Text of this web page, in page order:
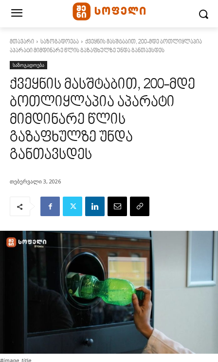
მთავარი საზოგადოება
ქვეყნის მასშტაბით, 200-მდე ბოთლიყლაპია
აპარატი მიმდინარე წლის გაზაფხულზე უნდა განთავსდეს
საზოგადოება
ქვეყნის მასშტაბით, 200-მდე
ბოთლიყლაპია აპარატი
მიმდინარე წლის
გაზაფხულზე უნდა
განთავსდეს
თებერვალი 3, 2026
#image_title